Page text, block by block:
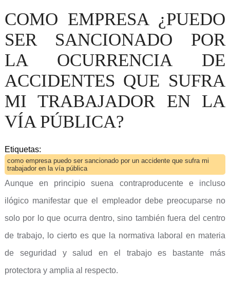
COMO EMPRESA ¿PUEDO
SER SANCIONADO POR
LA OCURRENCIA DE
ACCIDENTES QUE SUFRA
MI TRABAJADOR EN LA
VÍA PÚBLICA?
Etiquetas:
como empresa puedo ser sancionado por un accidente que sufra mi
trabajador en la vía pública
Aunque en principio suena contraproducente e incluso
ilógico manifestar que el empleador debe preocuparse no
solo por lo que ocurra dentro, sino también fuera del centro
de trabajo, lo cierto es que la normativa laboral en materia
de seguridad y salud en el trabajo es bastante más
protectora y amplia al respecto.